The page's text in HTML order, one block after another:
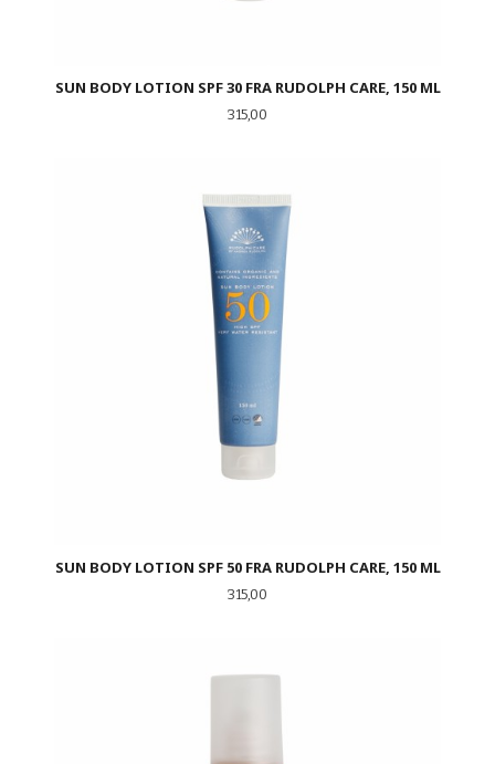
SUN BODY LOTION SPF 30 FRA RUDOLPH CARE, 150 ML
Pris
315,00
SUN BODY LOTION SPF 50 FRA RUDOLPH CARE, 150 ML
Pris
315,00